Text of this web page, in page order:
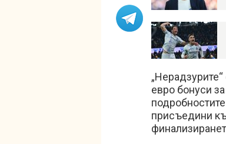
евро бонуси
присъедини